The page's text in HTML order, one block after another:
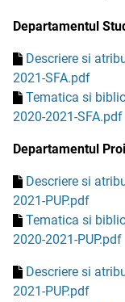
Departamentul
Descriere si
2021-SFA.pdf
Tematica si
2020-2021-SFA.pdf
Departamentul
Descriere si
2021-PUP.pdf
Tematica si
2020-2021-PUP.pdf
Descriere si
2021-PUP.pdf